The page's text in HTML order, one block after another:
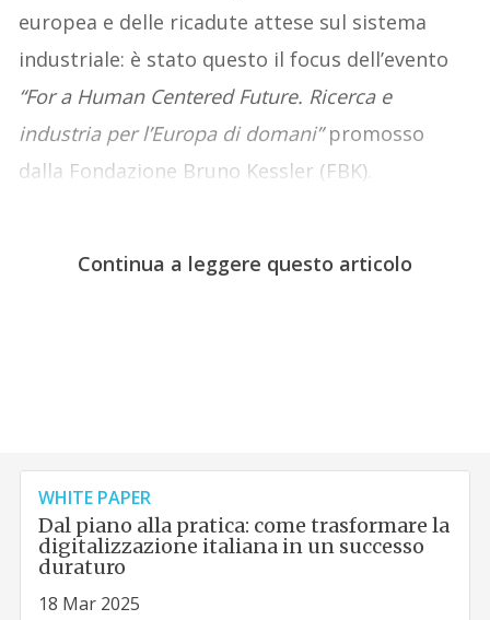
europea e delle ricadute attese sul sistema
industriale: è stato questo il focus dell’evento
“For a Human Centered Future. Ricerca e
industria per l’Europa di domani”promosso
dalla Fondazione Bruno Kessler (FBK).
Continua a leggere questo articolo
WHITE PAPER
Dal piano alla pratica: come trasformare la
digitalizzazione italiana in un successo
duraturo
18 Mar 2025